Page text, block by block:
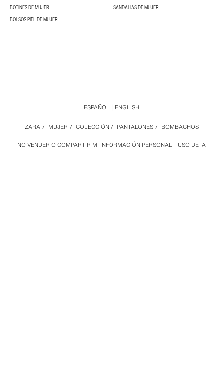
BOTINES DE MUJER
SANDALIAS DE MUJER
BOLSOS PIEL DE MUJER
NO VENDER O COMPARTIR MI INFORMACIÓN PERSONAL USO DE IA
ZARA / MUJER / COLECCIÓN / PANTALONES / BOMBACHOS
ESPAÑOL ENGLISH